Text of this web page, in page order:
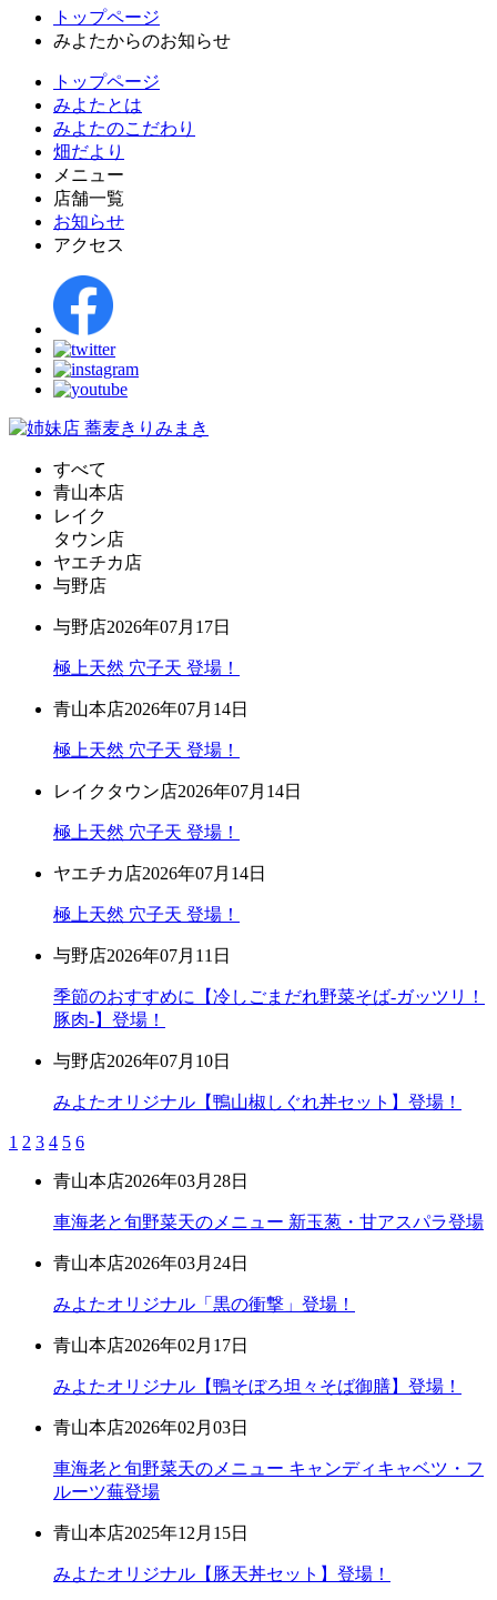
トップページ
みよたからのお知らせ
トップページ
みよたとは
みよたのこだわり
畑だより
メニュー
店舗一覧
お知らせ
アクセス
すべて
青山本店
レイク
タウン店
ヤエチカ店
与野店
与野店2026年07月17日
極上天然 穴子天 登場！
青山本店2026年07月14日
極上天然 穴子天 登場！
レイクタウン店2026年07月14日
極上天然 穴子天 登場！
ヤエチカ店2026年07月14日
極上天然 穴子天 登場！
与野店2026年07月11日
季節のおすすめに【冷しごまだれ野菜そば-ガッツリ！
豚肉-】登場！
与野店2026年07月10日
みよたオリジナル【鴨山椒しぐれ丼セット】登場！
1 2 3 4 5 6
青山本店2026年03月28日
車海老と旬野菜天のメニュー 新玉葱・甘アスパラ登場
青山本店2026年03月24日
みよたオリジナル「黒の衝撃」登場！
青山本店2026年02月17日
みよたオリジナル【鴨そぼろ坦々そば御膳】登場！
青山本店2026年02月03日
車海老と旬野菜天のメニュー キャンディキャベツ・フ
ルーツ蕪登場
青山本店2025年12月15日
みよたオリジナル【豚天丼セット】登場！